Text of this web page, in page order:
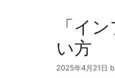
「イ
い方
2025年4月21日